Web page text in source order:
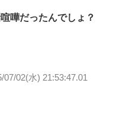
嘩だったんでしょ？
07/02(水) 21:53:47.01